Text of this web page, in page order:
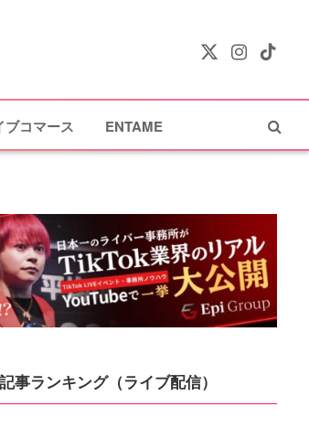
X
Instagram
TikTok
ブコマース ENTAME
事ランキング（ライブ配信）